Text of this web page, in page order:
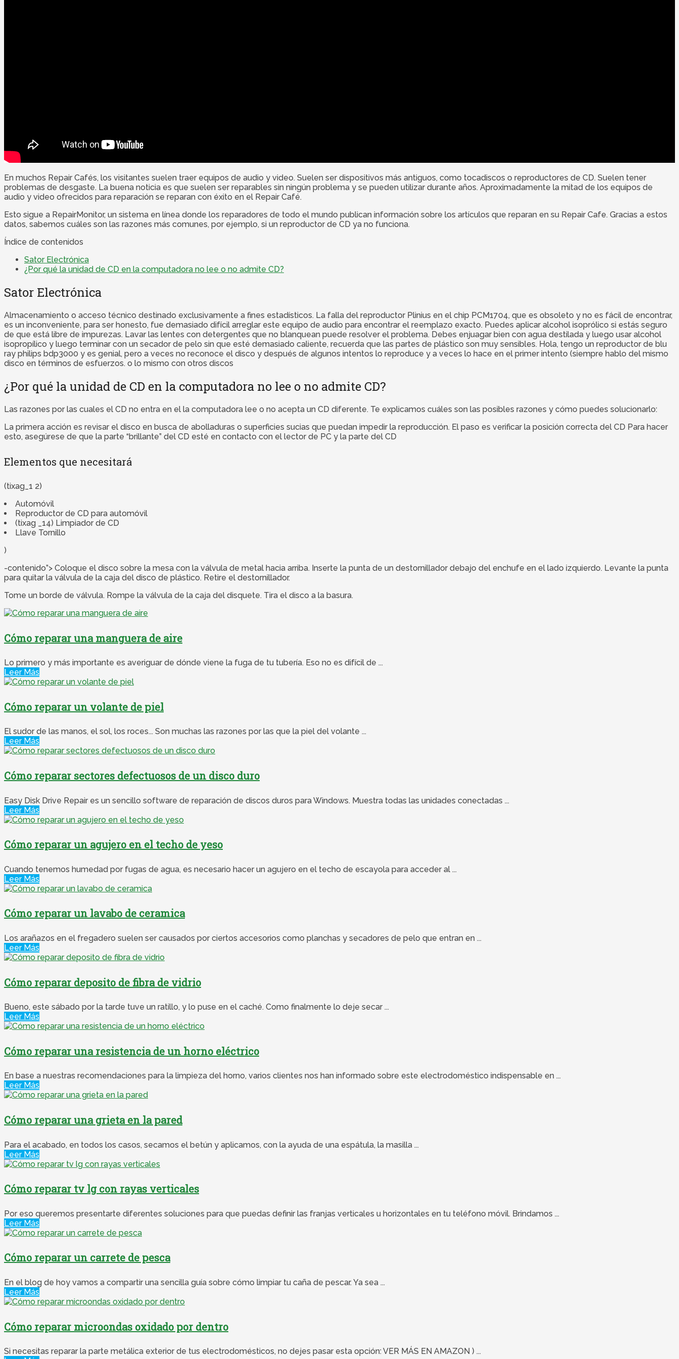
En muchos Repair Cafés, los visitantes suelen traer equipos de audio y video. Suelen ser dispositivos más antiguos, como tocadiscos o reproductores de CD. Suelen tener
problemas de desgaste. La buena noticia es que suelen ser reparables sin ningún problema y se pueden utilizar durante años. Aproximadamente la mitad de los equipos de
audio y video ofrecidos para reparación se reparan con éxito en el Repair Café.
Esto sigue a RepairMonitor, un sistema en línea donde los reparadores de todo el mundo publican información sobre los artículos que reparan en su Repair Cafe. Gracias a estos
datos, sabemos cuáles son las razones más comunes, por ejemplo, si un reproductor de CD ya no funciona.
Índice de contenidos
Sator Electrónica
¿Por qué la unidad de CD en la computadora no lee o no admite CD?
Sator Electrónica
Almacenamiento o acceso técnico destinado exclusivamente a fines estadísticos. La falla del reproductor Plinius en el chip PCM1704, que es obsoleto y no es fácil de encontrar,
es un inconveniente, para ser honesto, fue demasiado difícil arreglar este equipo de audio para encontrar el reemplazo exacto. Puedes aplicar alcohol isoprólico si estás seguro
de que está libre de impurezas. Lavar las lentes con detergentes que no blanquean puede resolver el problema. Debes enjuagar bien con agua destilada y luego usar alcohol
isopropílico y luego terminar con un secador de pelo sin que esté demasiado caliente, recuerda que las partes de plástico son muy sensibles. Hola, tengo un reproductor de blu
ray philips bdp3000 y es genial, pero a veces no reconoce el disco y después de algunos intentos lo reproduce y a veces lo hace en el primer intento (siempre hablo del mismo
disco en términos de esfuerzos. o lo mismo con otros discos
¿Por qué la unidad de CD en la computadora no lee o no admite CD?
Las razones por las cuales el CD no entra en el la computadora lee o no acepta un CD diferente. Te explicamos cuáles son las posibles razones y cómo puedes solucionarlo:
La primera acción es revisar el disco en busca de abolladuras o superficies sucias que puedan impedir la reproducción. El paso es verificar la posición correcta del CD Para hacer
esto, asegúrese de que la parte “brillante” del CD esté en contacto con el lector de PC y la parte del CD
Elementos que necesitará
(tixag_1 2)
Automóvil
Reproductor de CD para automóvil
(tixag _14) Limpiador de CD
Llave Tornillo
)
-contenido”> Coloque el disco sobre la mesa con la válvula de metal hacia arriba. Inserte la punta de un destornillador debajo del enchufe en el lado izquierdo. Levante la punta
para quitar la válvula de la caja del disco de plástico. Retire el destornillador.
Tome un borde de válvula. Rompe la válvula de la caja del disquete. Tira el disco a la basura.
Cómo reparar una manguera de aire
Lo primero y más importante es averiguar de dónde viene la fuga de tu tubería. Eso no es difícil de ...
Leer Más
Cómo reparar un volante de piel
El sudor de las manos, el sol, los roces... Son muchas las razones por las que la piel del volante ...
Leer Más
Cómo reparar sectores defectuosos de un disco duro
Easy Disk Drive Repair es un sencillo software de reparación de discos duros para Windows. Muestra todas las unidades conectadas ...
Leer Más
Cómo reparar un agujero en el techo de yeso
Cuando tenemos humedad por fugas de agua, es necesario hacer un agujero en el techo de escayola para acceder al ...
Leer Más
Cómo reparar un lavabo de ceramica
Los arañazos en el fregadero suelen ser causados ​​por ciertos accesorios como planchas y secadores de pelo que entran en ...
Leer Más
Cómo reparar deposito de fibra de vidrio
Bueno, este sábado por la tarde tuve un ratillo, y lo puse en el caché. Como finalmente lo deje secar ...
Leer Más
Cómo reparar una resistencia de un horno eléctrico
En base a nuestras recomendaciones para la limpieza del horno, varios clientes nos han informado sobre este electrodoméstico indispensable en ...
Leer Más
Cómo reparar una grieta en la pared
Para el acabado, en todos los casos, secamos el betún y aplicamos, con la ayuda de una espátula, la masilla ...
Leer Más
Cómo reparar tv lg con rayas verticales
Por eso queremos presentarte diferentes soluciones para que puedas definir las franjas verticales u horizontales en tu teléfono móvil. Brindamos ...
Leer Más
Cómo reparar un carrete de pesca
En el blog de hoy vamos a compartir una sencilla guía sobre cómo limpiar tu caña de pescar. Ya sea ...
Leer Más
Cómo reparar microondas oxidado por dentro
Si necesitas reparar la parte metálica exterior de tus electrodomésticos, no dejes pasar esta opción: VER MÁS EN AMAZON ) ...